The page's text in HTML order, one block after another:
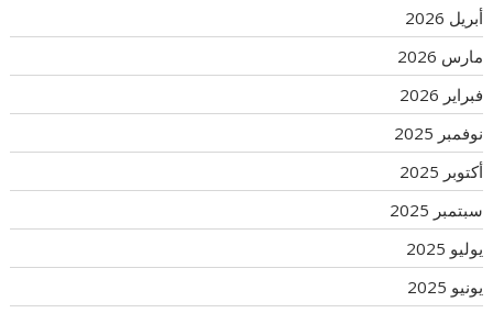
أبريل 2026
مارس 2026
فبراير 2026
نوفمبر 2025
أكتوبر 2025
سبتمبر 2025
يوليو 2025
يونيو 2025